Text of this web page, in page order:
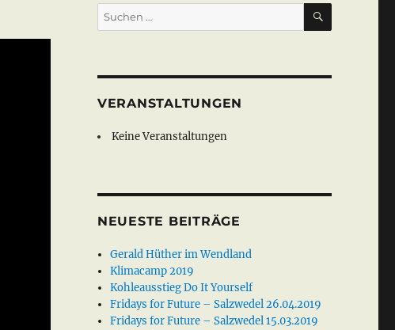
Suche
nach:
SUCHEN
VERANSTALTUNGEN
Keine Veranstaltungen
NEUESTE BEITRÄGE
Gerald Hüther im Wendland
Klimacamp 2019
Kohleausstieg Do It Yourself
Fridays for Future – Salzwedel 26.04.2019
Fridays for Future – Salzwedel 15.03.2019